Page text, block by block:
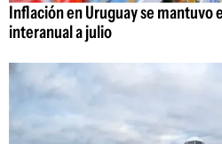
Inflación en Uruguay se mantuvo
interanual a julio